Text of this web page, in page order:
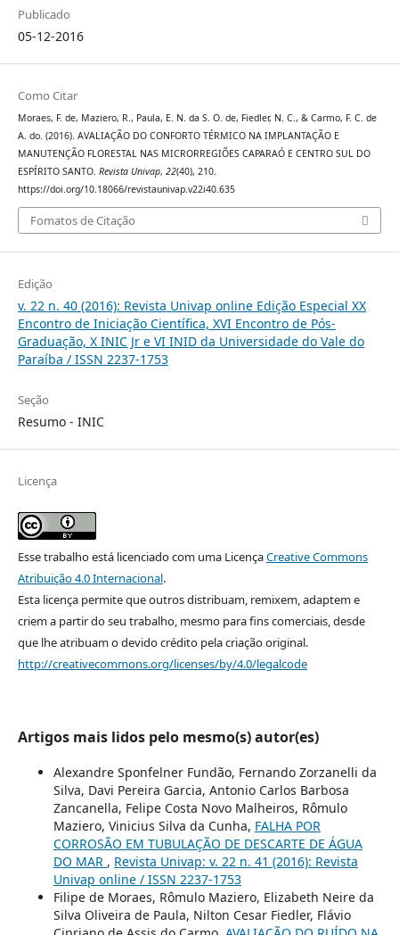
Publicado
05-12-2016
Como Citar
Moraes, F. de, Maziero, R., Paula, E. N. da S. O. de, Fiedler, N. C., & Carmo, F. C. de
A. do. (2016). AVALIAÇÃO DO CONFORTO TÉRMICO NA IMPLANTAÇÃO E
MANUTENÇÃO FLORESTAL NAS MICRORREGIÕES CAPARAÓ E CENTRO SUL DO
ESPÍRITO SANTO. Revista Univap, 22(40), 210.
https://doi.org/10.18066/revistaunivap.v22i40.635
Fomatos de Citação
Edição
v. 22 n. 40 (2016): Revista Univap online Edição Especial XX
Encontro de Iniciação Científica, XVI Encontro de Pós-
Graduação, X INIC Jr e VI INID da Universidade do Vale do
Paraíba / ISSN 2237-1753
Seção
Resumo - INIC
Licença
Esse trabalho está licenciado com uma LicençaCreative Commons
Atribuição 4.0 Internacional.
Esta licença permite que outros distribuam, remixem, adaptem e
criem a partir do seu trabalho, mesmo para fins comerciais, desde
que lhe atribuam o devido crédito pela criação original.
http://creativecommons.org/licenses/by/4.0/legalcode
Artigos mais lidos pelo mesmo(s) autor(es)
Alexandre Sponfelner Fundão, Fernando Zorzanelli da
Silva, Davi Pereira Garcia, Antonio Carlos Barbosa
Zancanella, Felipe Costa Novo Malheiros, Rômulo
Maziero, Vinicius Silva da Cunha, FALHA POR
CORROSÃO EM TUBULAÇÃO DE DESCARTE DE ÁGUA
DO MAR , Revista Univap: v. 22 n. 41 (2016): Revista
Univap online / ISSN 2237-1753
Filipe de Moraes, Rômulo Maziero, Elizabeth Neire da
Silva Oliveira de Paula, Nilton Cesar Fiedler, Flávio